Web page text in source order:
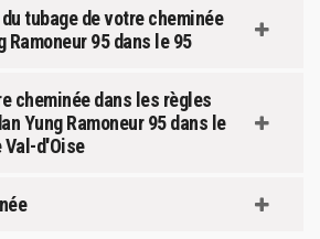
tubage de votre cheminée
Ramoneur 95 dans le 95
cheminée dans les règles
Yung Ramoneur 95 dans le
Val-d'Oise